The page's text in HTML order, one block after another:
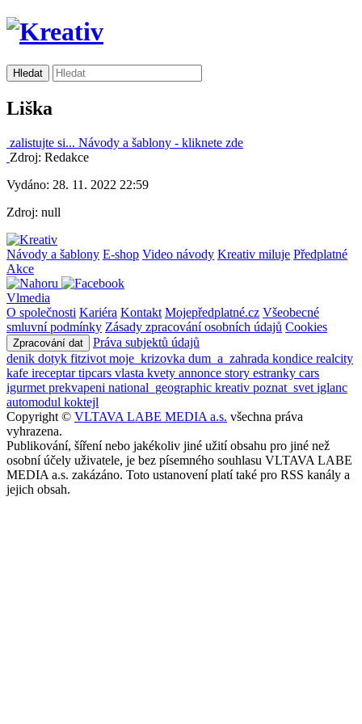
Liška
zalistujte si... Návody a šablony - kliknete zde
Zdroj: Redakce
Vydáno: 28. 11. 2022 22:59
Zdroj: null
Návody a šablony E-shop Video návody Kreativ miluje Předplatné
Akce
Vlmedia
O společnosti Kariéra Kontakt Mojepředplatné.cz Všeobecné
smluvní podmínky Zásady zpracování osobních údajů Cookies
Zpracování dat
Práva subjektů údajů
denik dotyk fitzivot moje_krizovka dum_a_zahrada kondice realcity
kafe ireceptartipcars vlasta kvety annonce story estranky cars
igurmet prekvapeni national_geographic kreativ poznat_svet iglanc
automodul koktejl
Copyright © VLTAVA LABE MEDIA a.s. všechna práva
vyhrazena.
Publikování, šíření nebo jakékoliv jiné užití obsahu pro jiné než
osobní účely uživatele, je bez písemného souhlasu VLTAVA LABE
MEDIA a.s. zakázáno. Toto ustanovení platí také pro RSS kanály a
jejich obsah.